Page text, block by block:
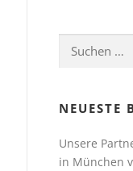
Suchen
nach:
NEUESTE
Unsere
in München